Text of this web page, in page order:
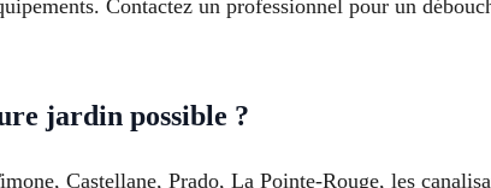
Contactez un professionnel pour un
jardin possible ?
Castellane, Prado, La Pointe-Rouge, les